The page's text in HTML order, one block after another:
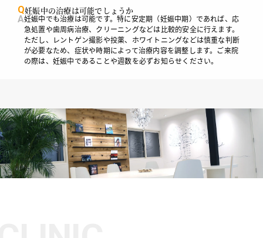
Q妊娠中の治療は可能でしょうか
A妊娠中でも治療は可能です。特に安定期（妊娠中期）であれば、応
急処置や歯周病治療、クリーニングなどは比較的安全に行えます。
ただし、レントゲン撮影や投薬、ホワイトニングなどは慎重な判断
が必要なため、症状や時期によって治療内容を調整します。ご来院
の際は、妊娠中であることや週数を必ずお知らせください。